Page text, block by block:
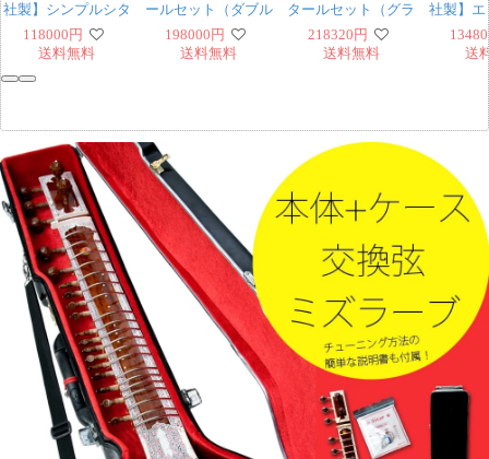
社製】シンプルシタ
ールセット（グラス
ファイバーケース）
118000 円
送料無料
ールセット（ダブル
トゥンバ）
（Kanailal ＆ Sons）
198000 円
送料無料
タールセット（グラ
スファイバーケー
ス）
218320 円
送料無料
社製】
クシタ
（グラ
ケ
送